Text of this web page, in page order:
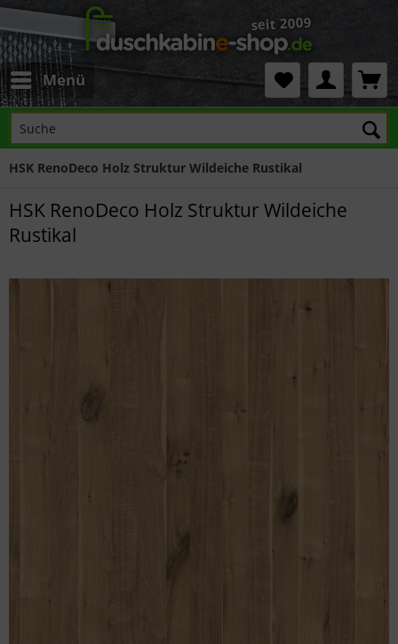
Menü
HSK RenoDeco Holz Struktur Wildeiche Rustikal
HSK RenoDeco Holz Struktur Wildeiche
Rustikal